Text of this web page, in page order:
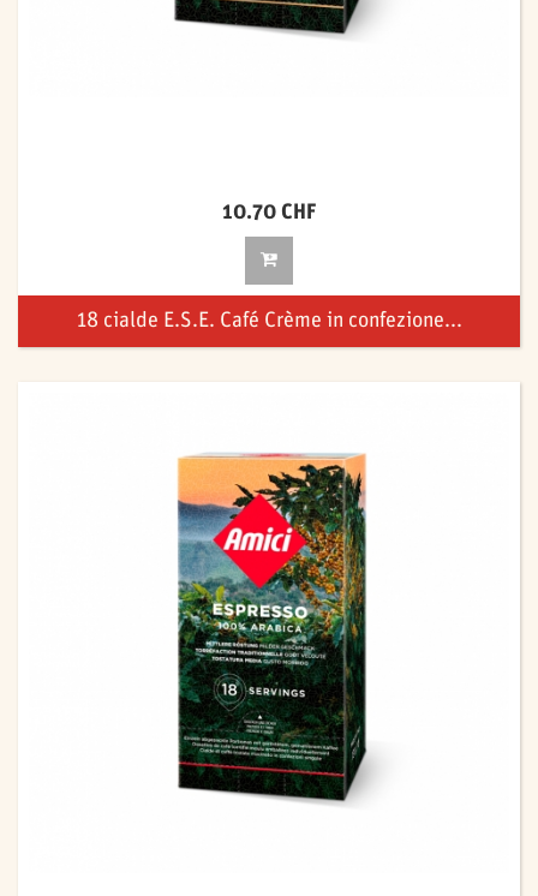
10.70 CHF
18 cialde E.S.E. Café Crème in confezione...